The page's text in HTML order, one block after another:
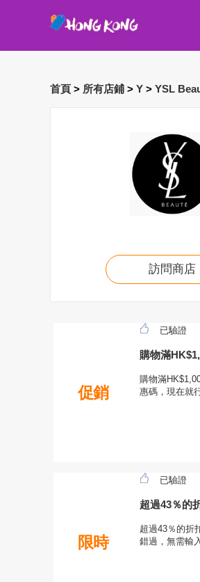
首頁 > 所有店鋪 > Y > YSL
訪問商店
促銷
已驗證
購物滿
購物滿
惠碼，現在就
限時
已驗證
超過43％的
超過43％的折
錯過，無需輸